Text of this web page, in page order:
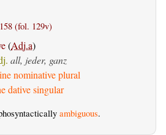
(fol. 129v)
(Adj.a)
all, jeder, ganz
nominative plural
dative singular
ambiguous.